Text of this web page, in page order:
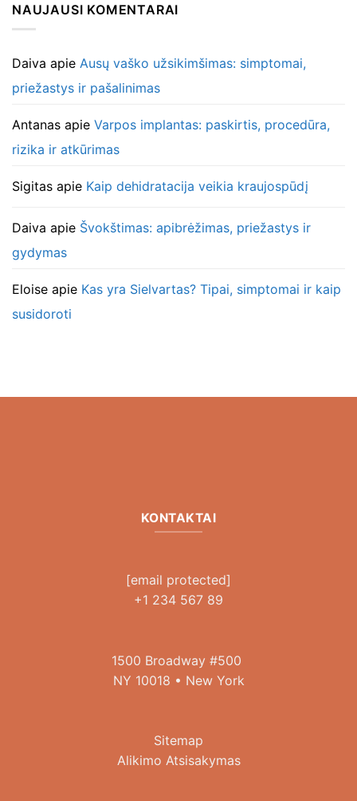
NAUJAUSI KOMENTARAI
Daiva apie Ausų vaško užsikimšimas: simptomai,
priežastys ir pašalinimas
Antanas apie Varpos implantas: paskirtis, procedūra,
rizika ir atkūrimas
Sigitas apie Kaip dehidratacija veikia kraujospūdį
Daiva apie Švokštimas: apibrėžimas, priežastys ir
gydymas
Eloise apie Kas yra Sielvartas? Tipai, simptomai ir kaip
susidoroti
KONTAKTAI
[email protected]
+1 234 567 89
1500 Broadway #500
NY 10018 • New York
Sitemap
Alikimo Atsisakymas